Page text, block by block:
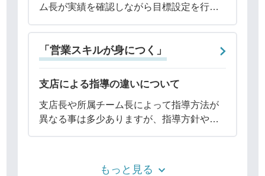
ム長が実績を確認しながら目標設定を行
ミーティングを通じて達成までの道筋を明
確にし、必要な行動を指導しています。さ
らに経験に応
「営業スキルが身につく」
支店による指導の違いについて
支店長や所属チーム長によって指導方法が
異なる事は多少ありますが、指導方針や内
もっと見る